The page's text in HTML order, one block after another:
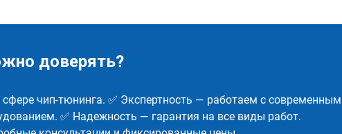
доверять?
чип-тюнинга. ✅ Экспертность — работаем с
✅ Надежность — гарантия на все виды работ.